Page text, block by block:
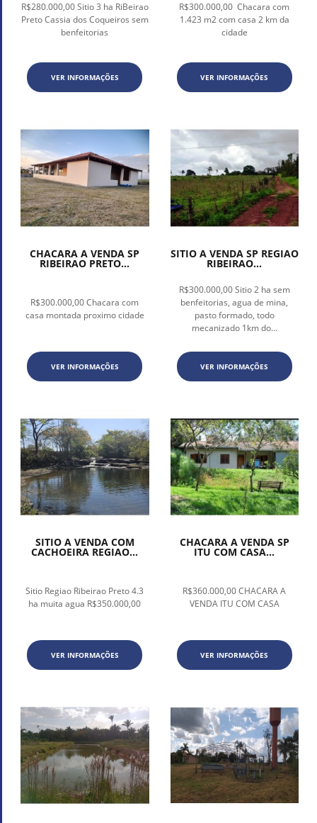
R$280.000,00 Sitio 3 ha RiBeirao
Preto Cassia dos Coqueiros sem
benfeitorias
VER INFORMAÇÕES
R$300.000,00 Chacara com
1.423 m2 com casa 2 km da
cidade
VER INFORMAÇÕES
CHACARA A VENDA SP
RIBEIRAO PRETO...
R$300.000,00 Chacara com
casa montada proximo cidade
VER INFORMAÇÕES
SITIO A VENDA SP REGIAO
RIBEIRAO...
R$300.000,00 Sitio 2 ha sem
benfeitorias, agua de mina,
pasto formado, todo
mecanizado 1km do...
VER INFORMAÇÕES
SITIO A VENDA COM
CACHOEIRA REGIAO...
Sitio Regiao Ribeirao Preto 4.3
ha muita agua R$350.000,00
VER INFORMAÇÕES
CHACARA A VENDA SP
ITU COM CASA...
R$360.000,00 CHACARA A
VENDA ITU COM CASA
VER INFORMAÇÕES